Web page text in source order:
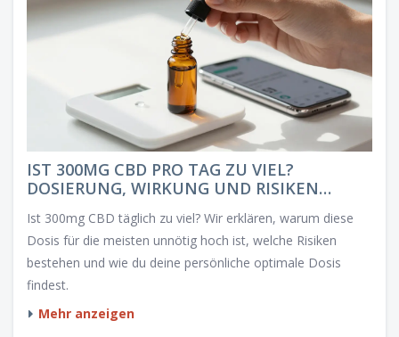
IST 300MG CBD PRO TAG ZU VIEL?
DOSIERUNG, WIRKUNG UND RISIKEN
Ist 300mg CBD täglich zu viel? Wir erklären, warum diese
Dosis für die meisten unnötig hoch ist, welche Risiken
bestehen und wie du deine persönliche optimale Dosis
findest.
Mehr anzeigen